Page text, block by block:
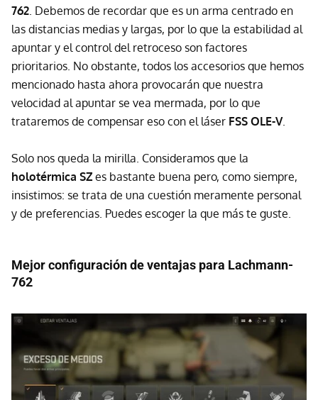
762 . Debemos de recordar que es un arma centrado en
las distancias medias y largas, por lo que la estabilidad al
apuntar y el control del retroceso son factores
prioritarios. No obstante, todos los accesorios que hemos
mencionado hasta ahora provocarán que nuestra
velocidad al apuntar se vea mermada, por lo que
trataremos de compensar eso con el láser FSS OLE-V.
Solo nos queda la mirilla. Consideramos que la
holotérmica SZ es bastante buena pero, como siempre,
insistimos: se trata de una cuestión meramente personal
y de preferencias. Puedes escoger la que más te guste.
Mejor configuración de ventajas para Lachmann-
762